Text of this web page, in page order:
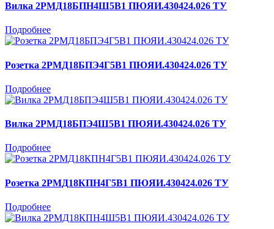
Вилка 2РМД18БПН4Ш5В1 ПЮЯИ.430424.026 ТУ
Подробнее
Розетка 2РМД18БПЭ4Г5В1 ПЮЯИ.430424.026 ТУ
Подробнее
Вилка 2РМД18БПЭ4Ш5В1 ПЮЯИ.430424.026 ТУ
Подробнее
Розетка 2РМД18КПН4Г5В1 ПЮЯИ.430424.026 ТУ
Подробнее